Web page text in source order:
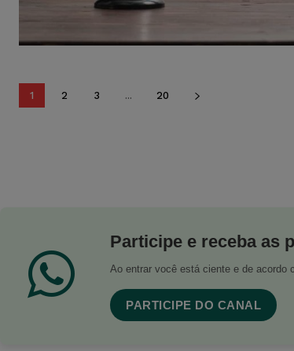
1 2 3 ... 20
Participe e receba as
Ao entrar você está ciente e de acordo
PARTICIPE DO CANAL